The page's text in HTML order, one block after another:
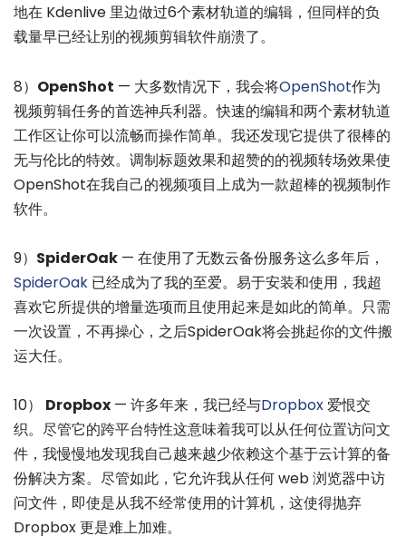
地在 Kdenlive 里边做过6个素材轨道的编辑，但同样的负
载量早已经让别的视频剪辑软件崩溃了。
8） OpenShot — 大多数情况下，我会将OpenShot作为
视频剪辑任务的首选神兵利器。快速的编辑和两个素材轨道
工作区让你可以流畅而操作简单。我还发现它提供了很棒的
无与伦比的特效。调制标题效果和超赞的的视频转场效果使
OpenShot在我自己的视频项目上成为一款超棒的视频制作
软件。
9） SpiderOak — 在使用了无数云备份服务这么多年后，
SpiderOak 已经成为了我的至爱。易于安装和使用，我超
喜欢它所提供的增量选项而且使用起来是如此的简单。只需
一次设置，不再操心，之后SpiderOak将会挑起你的文件搬
运大任。
10） Dropbox — 许多年来，我已经与Dropbox爱恨交
织。尽管它的跨平台特性这意味着我可以从任何位置访问文
件，我慢慢地发现我自己越来越少依赖这个基于云计算的备
份解决方案。尽管如此，它允许我从任何 web 浏览器中访
问文件，即使是从我不经常使用的计算机，这使得抛弃
Dropbox 更是难上加难。